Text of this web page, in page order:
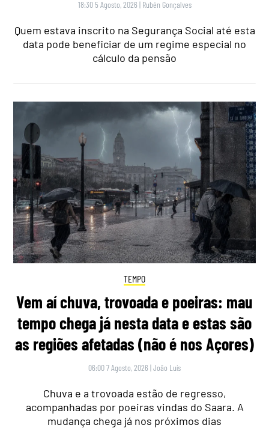
18:30 5 Agosto, 2026 | Rubén Gonçalves
Quem estava inscrito na Segurança Social até esta
data pode beneficiar de um regime especial no
cálculo da pensão
TEMPO
Vem aí chuva, trovoada e poeiras: mau
tempo chega já nesta data e estas são
as regiões afetadas (não é nos Açores)
06:00 7 Agosto, 2026 |João Luís
Chuva e a trovoada estão de regresso,
acompanhadas por poeiras vindas do Saara. A
mudança chega já nos próximos dias